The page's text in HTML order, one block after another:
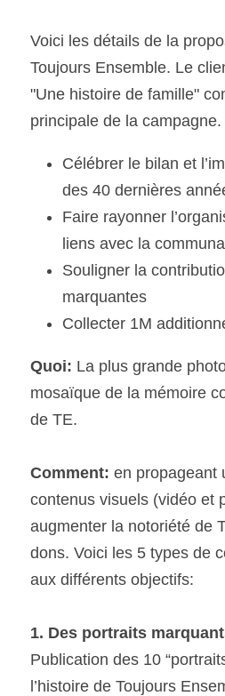
Voici les détails de la
Toujours Ensemble. Le
"Une histoire de famille"
principale de la
Célébrer le bilan et
des 40 dernières
Faire rayonner
liens avec la
Souligner la
marquantes
Collecter 1M
Quoi: La plus grande
mosaïque de la mémoire
de TE.
Comment: en propageant
contenus visuels (vidéo et
augmenter la notoriété de
dons. Voici les 5 types de
aux différents objectifs:
1. Des portraits
Publication des 10
l’histoire de Toujours